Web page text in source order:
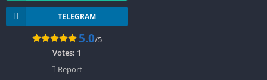
TELEGRAM
5.0/5
Votes: 1
Report